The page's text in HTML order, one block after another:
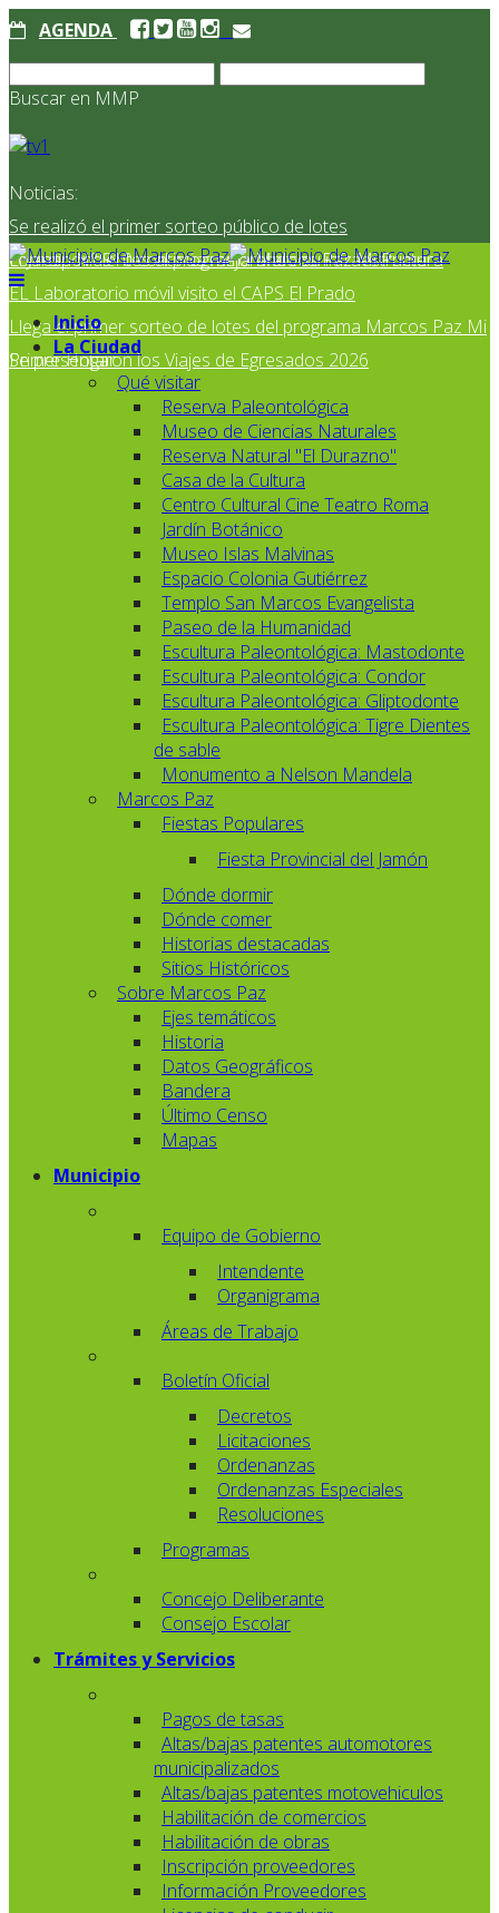
AGENDA
Buscar en MMP
Noticias:
Se realizó el primer sorteo público de lotes
correspondientes al programa Marcos Paz Mi Primer
El Jardín N° 910 continúa mejorando su infraestructura
EL Laboratorio móvil visito el CAPS El Prado
Llega el primer sorteo de lotes del programa Marcos Paz Mi
Primer Hogar
Se presentaron los Viajes de Egresados 2026
Inicio
La Ciudad
Qué visitar
Reserva Paleontológica
Museo de Ciencias Naturales
Reserva Natural "El Durazno"
Casa de la Cultura
Centro Cultural Cine Teatro Roma
Jardín Botánico
Museo Islas Malvinas
Espacio Colonia Gutiérrez
Templo San Marcos Evangelista
Paseo de la Humanidad
Escultura Paleontológica: Mastodonte
Escultura Paleontológica: Condor
Escultura Paleontológica: Gliptodonte
Escultura Paleontológica: Tigre Dientes
de sable
Monumento a Nelson Mandela
Marcos Paz
Fiestas Populares
Fiesta Provincial del Jamón
Dónde dormir
Dónde comer
Historias destacadas
Sitios Históricos
Sobre Marcos Paz
Ejes temáticos
Historia
Datos Geográficos
Bandera
Último Censo
Mapas
Municipio
Equipo de Gobierno
Intendente
Organigrama
Áreas de Trabajo
Boletín Oficial
Decretos
Licitaciones
Ordenanzas
Ordenanzas Especiales
Resoluciones
Programas
Concejo Deliberante
Consejo Escolar
Trámites y Servicios
Pagos de tasas
Altas/bajas patentes automotores
municipalizados
Altas/bajas patentes motovehiculos
Habilitación de comercios
Habilitación de obras
Inscripción proveedores
Información Proveedores